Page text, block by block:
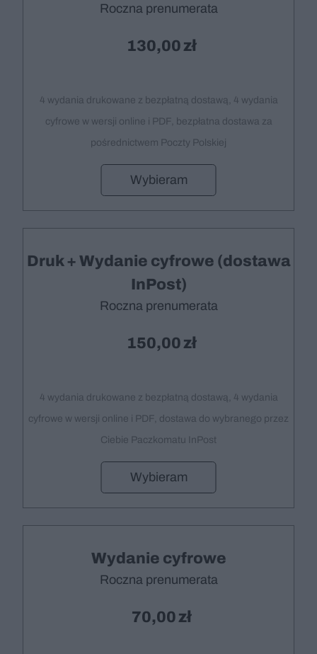
Roczna prenumerata
130,00
4 wydania drukowane z bezpłatną dostawą, 4 wydania
cyfrowe w wersji online i PDF, bezpłatna dostawa za
pośrednictwem Poczty Polskiej
Wybieram
Druk + Wydanie cyfrowe (dostawa
InPost)
Roczna prenumerata
150,00
4 wydania drukowane z bezpłatną dostawą, 4 wydania
cyfrowe w wersji online i PDF, dostawa do wybranego przez
Ciebie Paczkomatu InPost
Wybieram
Wydanie cyfrowe
Roczna prenumerata
70,00